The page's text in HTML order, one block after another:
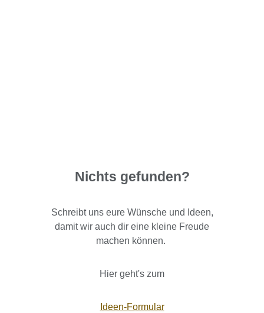
Nichts gefunden?
Schreibt uns eure Wünsche und Ideen,
damit wir auch dir eine kleine Freude
machen können.
Hier geht's zum
Ideen-Formular